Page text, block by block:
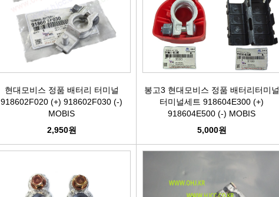
에어필터[카월드]
오일필터[카스테이션/카비스]
에어필터[카스테이션/카비스]
모비스엔진오일
라이트전구소켓
깜박코일
안개등전구
오일스위치
온도센서
물통모타
현대모비스 정품 배터리 터미널
918602F020 (+) 918602F030 (-)
MOBIS
2,950원
봉고3 현대모비스 정품 배터리터미널
터미널세트 918604E300 (+)
918604E500 (-) MOBIS
5,000원